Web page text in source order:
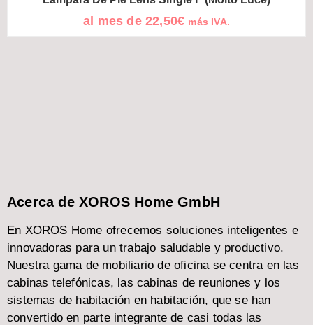
al mes de 22,50€ más IVA.
Acerca de XOROS Home GmbH
En XOROS Home ofrecemos soluciones inteligentes e
innovadoras para un trabajo saludable y productivo.
Nuestra gama de mobiliario de oficina se centra en las
cabinas telefónicas, las cabinas de reuniones y los
sistemas de habitación en habitación, que se han
convertido en parte integrante de casi todas las